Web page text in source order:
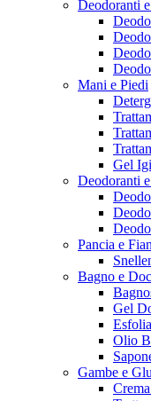
Deodoranti
Mani e Piedi
Gel
Deodoranti
Pancia e
Bagno e
Gel
Olio
Gambe e